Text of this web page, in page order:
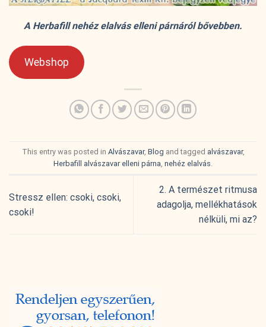
A Herbafill nehéz elalvás elleni párnáról bővebben.
Webshop
This entry was posted in Alvászavar, Blog and tagged alvászavar,
Herbafill alvászavar elleni párna nehéz elalvás
Stressz ellen: csoki, csoki,
csoki!
2. A természet ritmusa
adagolja, mellékhatások
nélküli, mi az?